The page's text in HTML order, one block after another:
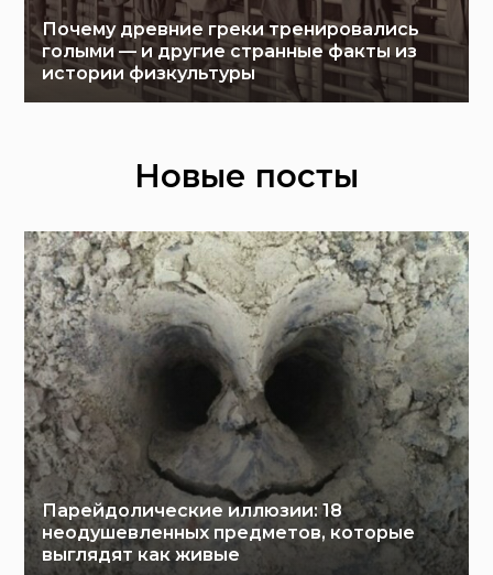
Почему древние греки тренировались
голыми — и другие странные факты из
истории физкультуры
Новые посты
Парейдолические иллюзии: 18
неодушевленных предметов, которые
выглядят как живые